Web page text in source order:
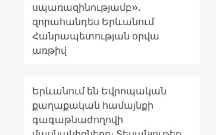
սպառազինությամբ».
զորահանդես Երևանում
Հանրապետության օրվա
առթիվ
Երևանում են Եվրոպական
քաղաքական համայնքի
գագաթնաժողովի